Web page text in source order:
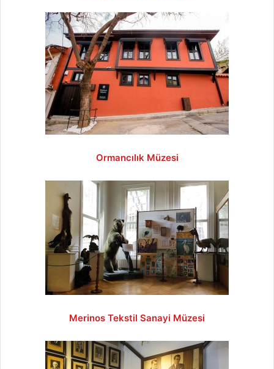
Ormancılık Müzesi
Merinos Tekstil Sanayi Müzesi